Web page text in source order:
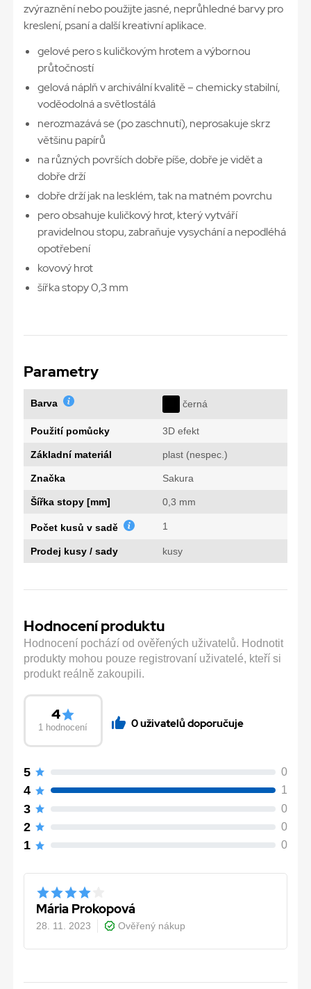
zvýraznění nebo použijte jasné, neprůhledné barvy pro
kreslení, psaní a další kreativní aplikace.
gelové pero s kuličkovým hrotem a výbornou
průtočností
gelová náplň v archivální kvalitě – chemicky stabilní,
voděodolná a světlostálá
nerozmazává se (po zaschnutí), neprosakuje skrz
většinu papírů
na různých površích dobře píše, dobře je vidět a
dobře drží
dobře drží jak na lesklém, tak na matném povrchu
pero obsahuje kuličkový hrot, který vytváří
pravidelnou stopu, zabraňuje vysychání a nepodléhá
opotřebení
kovový hrot
šířka stopy 0,3 mm
Parametry
Barva černá
Použití pomůcky 3D efekt
Základní materiál plast (nespec.)
Značka Sakura
Šířka stopy [mm] 0,3 mm
Počet kusů v sadě 1
Prodej kusy / sady kusy
Hodnocení produktu
Hodnocení pochází od ověřených uživatelů. Hodnotit
produkty mohou pouze registrovaní uživatelé, kteří si
produkt reálně zakoupili.
4
1 hodnocení 0 uživatelů doporučuje
5 0
4 1
3 0
2 0
1 0
Mária Prokopová
28. 11. 2023 Ověřený nákup